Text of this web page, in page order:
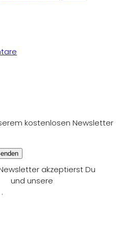
kostenlosen Newsletter
akzeptierst Du
und unsere
.